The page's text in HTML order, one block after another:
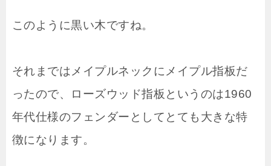
このように黒い木ですね。
それまではメイプルネックにメイプル指板だ
ったので、ローズウッド指板というのは1960
年代仕様のフェンダーとしてとても大きな特
徴になります。